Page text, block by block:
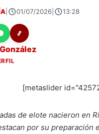
01/07/2026 13:28
[metaslider
de elote nacieron en
por su preparación